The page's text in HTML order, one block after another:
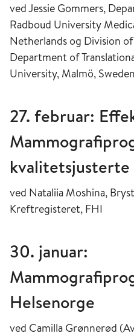
ved Jessie Gommers,
Radboud University
Netherlands og Division
Department of
University, Malmö, Sweden
27. februar:
kvalitetsjusterte
ved Nataliia Moshina,
Kreftregisteret, FHI
30. januar:
Helsenorge
ved Camilla Grønnerød